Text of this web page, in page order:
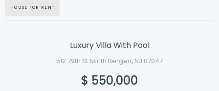
HOUSE FOR RENT
Luxury Villa With Pool
512 79th St North Bergen, NJ 07047
$ 550,000